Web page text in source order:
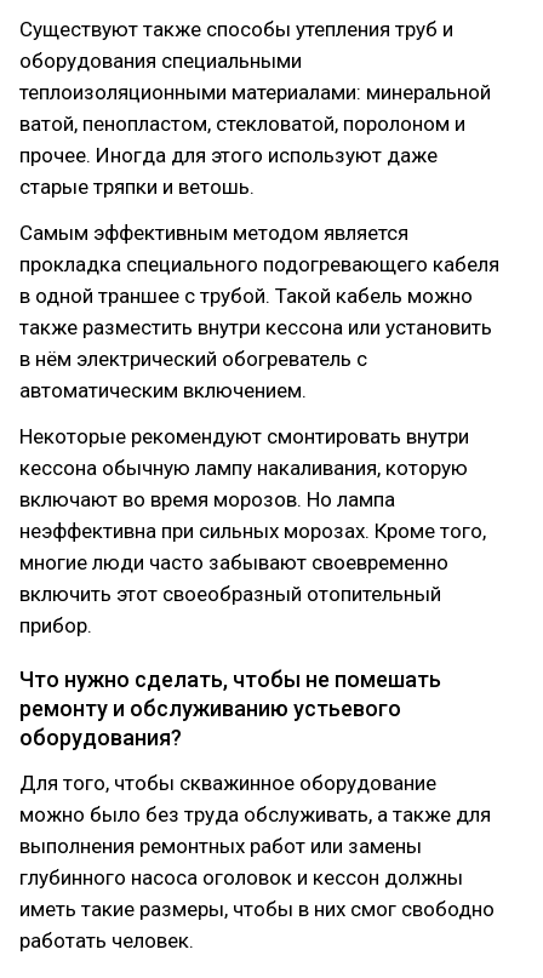
Существуют также способы утепления труб и
оборудования специальными
теплоизоляционными материалами: минеральной
ватой, пенопластом, стекловатой, поролоном и
прочее. Иногда для этого используют даже
старые тряпки и ветошь.
Самым эффективным методом является
прокладка специального подогревающего кабеля
в одной траншее с трубой. Такой кабель можно
также разместить внутри кессона или установить
в нём электрический обогреватель с
автоматическим включением.
Некоторые рекомендуют смонтировать внутри
кессона обычную лампу накаливания, которую
включают во время морозов. Но лампа
неэффективна при сильных морозах. Кроме того,
многие люди часто забывают своевременно
включить этот своеобразный отопительный
прибор.
Что нужно сделать, чтобы не помешать
ремонту и обслуживанию устьевого
оборудования?
Для того, чтобы скважинное оборудование
можно было без труда обслуживать, а также для
выполнения ремонтных работ или замены
глубинного насоса оголовок и кессон должны
иметь такие размеры, чтобы в них смог свободно
работать человек.